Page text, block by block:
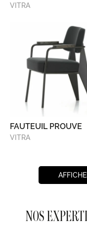
VITRA
FAUTEUIL PROUVE
VITRA
NOS